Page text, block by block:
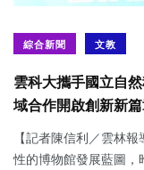
綜合新聞 文教
雲科大攜手國立自
域合作開啟創新新
【記者陳信利／雲林
性的博物館發展藍圖，